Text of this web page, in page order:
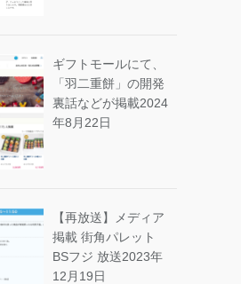
ギフトモールにて、
「羽二重餅」の開発
裏話などが掲載2024
年8月22日
【再放送】メディア
掲載 街角パレット
BSフジ 放送2023年
12月19日